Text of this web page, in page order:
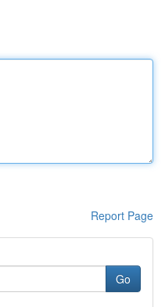
Report Page
Go